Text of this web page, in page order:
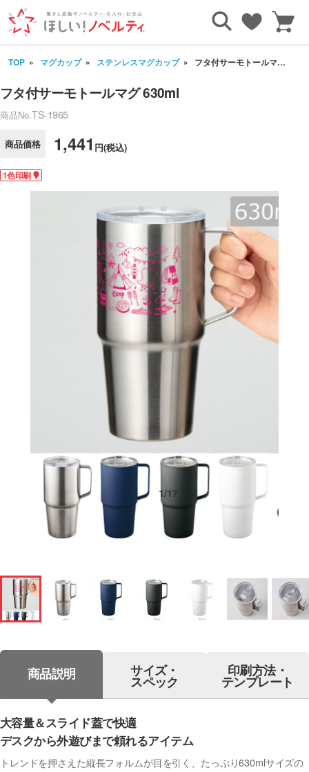
TOP マグカップ ステンレスマグカップ フタ付サーモトールマグ 630ml
フタ付サーモトールマグ 630ml
商品No.TS-1965
商品価格 1,441 円(税込)
1色印刷
1/17
商品説明 サイズ・
スペック
印刷方法・
テンプレート
大容量＆スライド蓋で快適
デスクから外遊びまで頼れるアイテム
トレンドを押さえた縦長フォルムが目を引く、たっぷり630mlサイズの